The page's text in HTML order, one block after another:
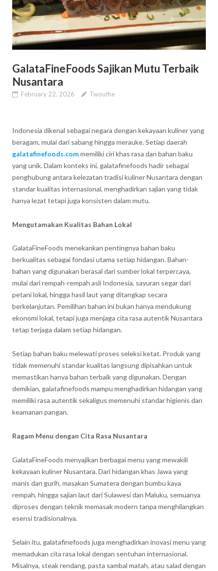
GalataFineFoods Sajikan Mutu Terbaik
Nusantara
February 22, 2026 Twouthe
Indonesia dikenal sebagai negara dengan kekayaan kuliner yang
beragam, mulai dari sabang hingga merauke. Setiap daerah
galatafinefoods.commemiliki ciri khas rasa dan bahan baku
yang unik. Dalam konteks ini, galatafinefoods hadir sebagai
penghubung antara kelezatan tradisi kuliner Nusantara dengan
standar kualitas internasional, menghadirkan sajian yang tidak
hanya lezat tetapi juga konsisten dalam mutu.
Mengutamakan Kualitas Bahan Lokal
GalataFineFoods menekankan pentingnya bahan baku
berkualitas sebagai fondasi utama setiap hidangan. Bahan-
bahan yang digunakan berasal dari sumber lokal terpercaya,
mulai dari rempah-rempah asli Indonesia, sayuran segar dari
petani lokal, hingga hasil laut yang ditangkap secara
berkelanjutan. Pemilihan bahan ini bukan hanya mendukung
ekonomi lokal, tetapi juga menjaga cita rasa autentik Nusantara
tetap terjaga dalam setiap hidangan.
Setiap bahan baku melewati proses seleksi ketat. Produk yang
tidak memenuhi standar kualitas langsung dipisahkan untuk
memastikan hanya bahan terbaik yang digunakan. Dengan
demikian, galatafinefoods mampu menghadirkan hidangan yang
memiliki rasa autentik sekaligus memenuhi standar higienis dan
keamanan pangan.
Ragam Menu dengan Cita Rasa Nusantara
GalataFineFoods menyajikan berbagai menu yang mewakili
kekayaan kuliner Nusantara. Dari hidangan khas Jawa yang
manis dan gurih, masakan Sumatera dengan bumbu kaya
rempah, hingga sajian laut dari Sulawesi dan Maluku, semuanya
diproses dengan teknik memasak modern tanpa menghilangkan
esensi tradisionalnya.
Selain itu, galatafinefoods juga menghadirkan inovasi menu yang
memadukan cita rasa lokal dengan sentuhan internasional.
Misalnya, steak rendang, pasta sambal matah, atau salad dengan